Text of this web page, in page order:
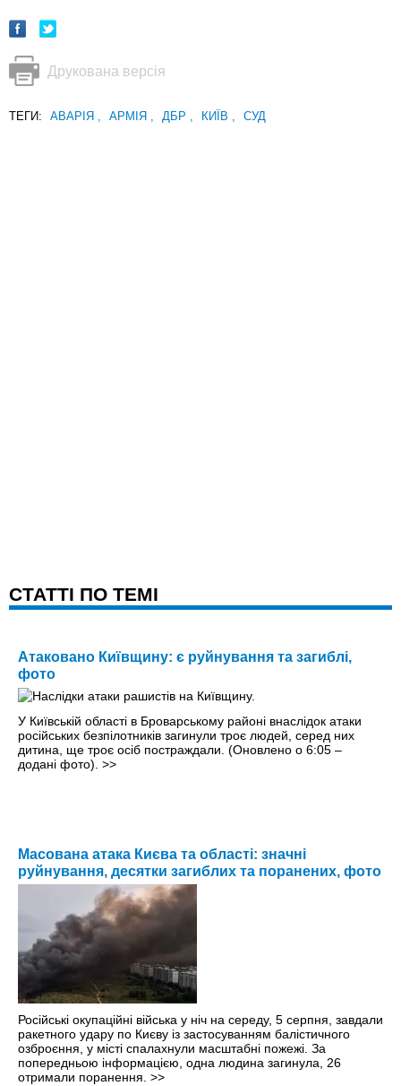
Друкована версія
ТЕГИ: АВАРІЯ , АРМІЯ , ДБР , КИЇВ , СУД
CТАТТІ ПО ТЕМІ
Атаковано Київщину: є руйнування та загиблі,
фото
У Київській області в Броварському районі внаслідок атаки
російських безпілотників загинули троє людей, серед них
дитина, ще троє осіб постраждали. (Оновлено о 6:05 –
додані фото). >>
Масована атака Києва та області: значні
руйнування, десятки загиблих та поранених, фото
Російські окупаційні війська у ніч на середу, 5 серпня, завдали
ракетного удару по Києву із застосуванням балістичного
озброєння, у місті спалахнули масштабні пожежі. За
попередньою інформацією, одна людина загинула, 26
отримали поранення. >>